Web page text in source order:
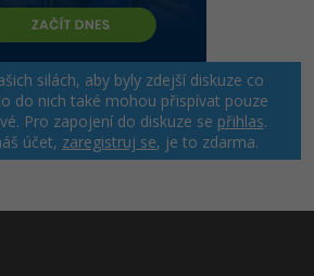
silách, aby byly zdejší diskuze co
do nich také mohou přispívat pouze
Pro zapojení do diskuze se přihlas.
účet, zaregistruj se, je to zdarma.